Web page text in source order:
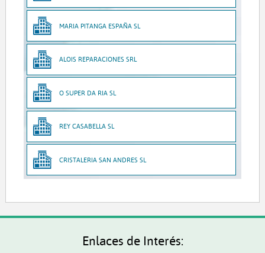
MARIA PITANGA ESPAÑA SL
ALOIS REPARACIONES SRL
O SUPER DA RIA SL
REY CASABELLA SL
CRISTALERIA SAN ANDRES SL
Enlaces de Interés: